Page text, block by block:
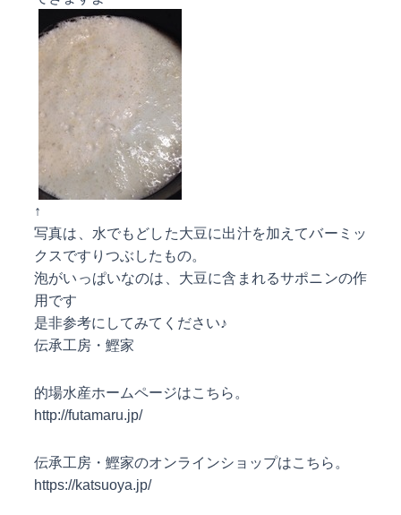
↑
写真は、水でもどした大豆に出汁を加えてバーミッ
クスですりつぶしたもの。
泡がいっぱいなのは、大豆に含まれるサポニンの作
用です
是非参考にしてみてください♪
伝承工房・鰹家
的場水産ホームページはこちら。
http://futamaru.jp/
伝承工房・鰹家のオンラインショップはこちら。
https://katsuoya.jp/